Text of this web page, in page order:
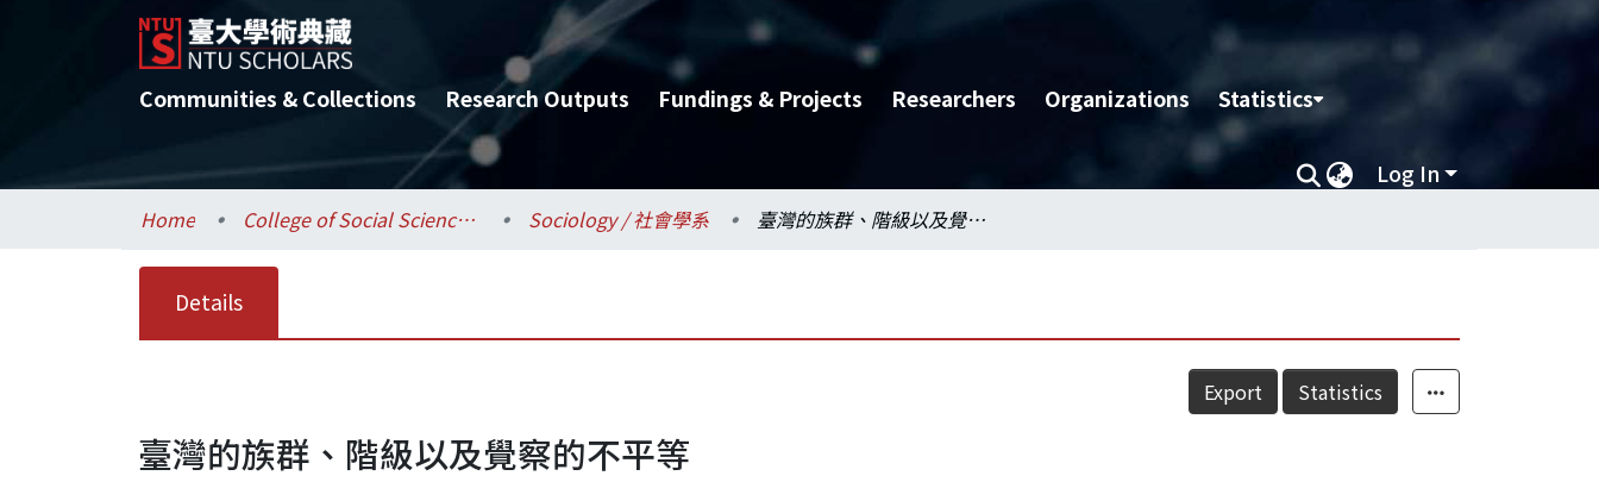
Communities & Collections Research Outputs Fundings & Projects Researchers Organizations Statistics
Log In
Home College of Social Sciences / 社會科學院 Sociology / 社會學系 臺灣的族群、階級以及覺察的不平等
Details
Export Statistics
臺灣的族群、階級以及覺察的不平等